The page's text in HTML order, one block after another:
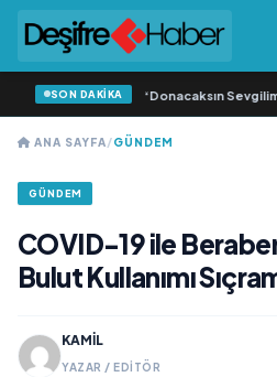
SON DAKİKA
‘dan İkinci Tekli “Donacaksın Sevgilim “
ANA SAYFA/GÜNDEM
GÜNDEM
COVID-19 ile
Bulut Kullanımı
KAMIL
YAZAR / EDITÖR